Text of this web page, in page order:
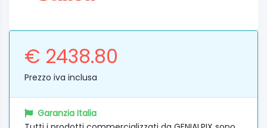
€ 2438.80
Prezzo iva inclusa
Garanzia Italia